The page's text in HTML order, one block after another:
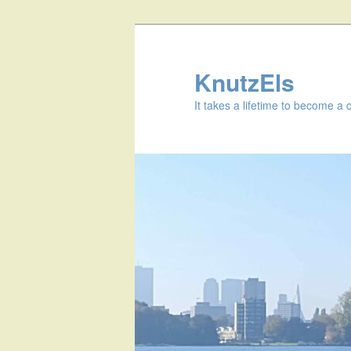
KnutzEls
It takes a lifetime to become a